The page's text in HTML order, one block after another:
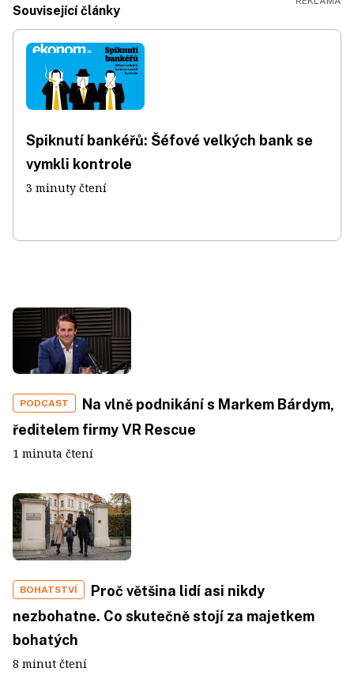
Související články
Spiknutí bankéřů: Šéfové velkých bank se
vymkli kontrole
3 minuty čtení
PODCAST
Na vlně podnikání s Markem Bárdym,
ředitelem firmy VR Rescue
1 minuta čtení
BOHATSTVÍ
Proč většina lidí asi nikdy
nezbohatne. Co skutečně stojí za majetkem
bohatých
8 minut čtení